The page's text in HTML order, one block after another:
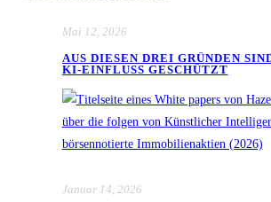
Mai 12, 2026
AUS DIESEN DREI GRÜNDEN
KI-EINFLUSS GESCHÜTZT
Januar 14, 2026